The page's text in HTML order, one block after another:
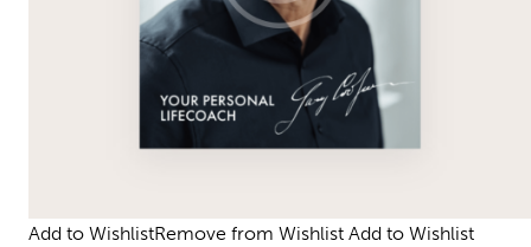
Add to WishlistRemove from Wishlist Add to Wishlist